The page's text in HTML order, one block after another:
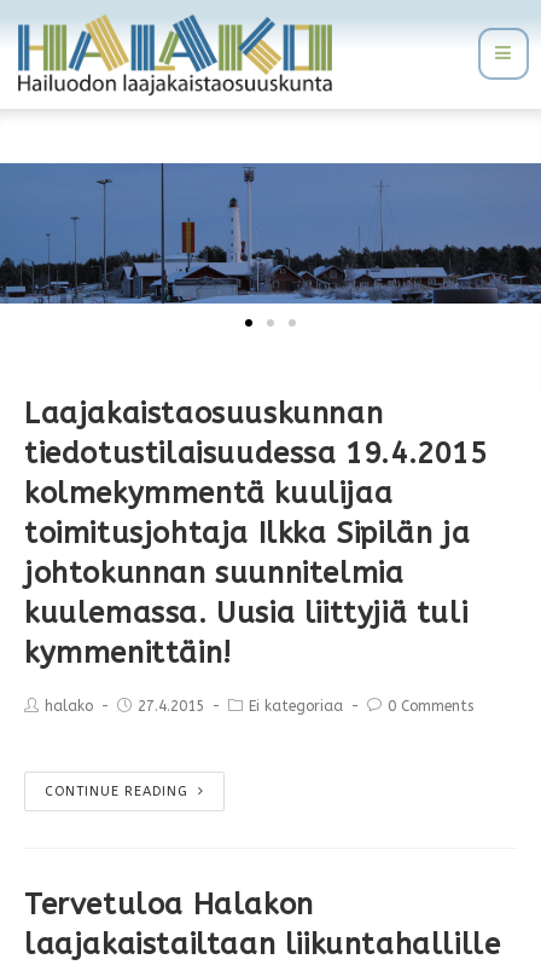
Laajakaistaosuuskunnan
tiedotustilaisuudessa 19.4.2015
kolmekymmentä kuulijaa
toimitusjohtaja Ilkka Sipilän ja
johtokunnan suunnitelmia
kuulemassa. Uusia liittyjiä tuli
kymmenittäin!
halako 27.4.2015 Ei kategoriaa 0 Comments
CONTINUE READING
Tervetuloa Halakon
laajakaistailtaan liikuntahallille